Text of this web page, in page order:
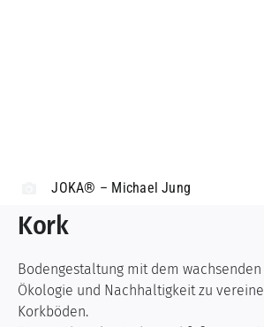
JOKA® – Michael Jung
Kork
Bodengestaltung mit dem wachsenden
Ökologie und Nachhaltigkeit zu
Korkböden.